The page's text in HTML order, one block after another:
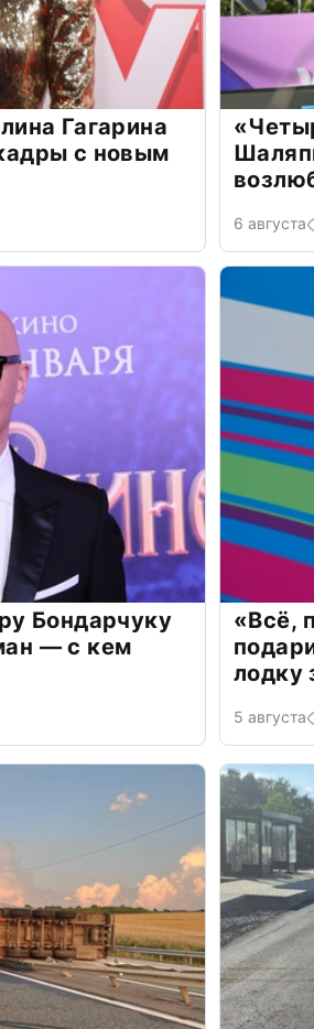
Гагарина
с новым
6 августа
Бондарчуку
— с кем
«Всё,
лодку
5 августа